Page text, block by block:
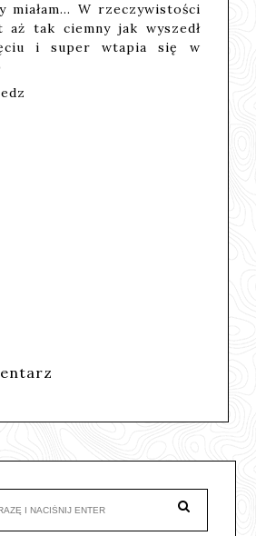
miałam... W rzeczywistości
aż tak ciemny jak wyszedł
i super wtapia się w